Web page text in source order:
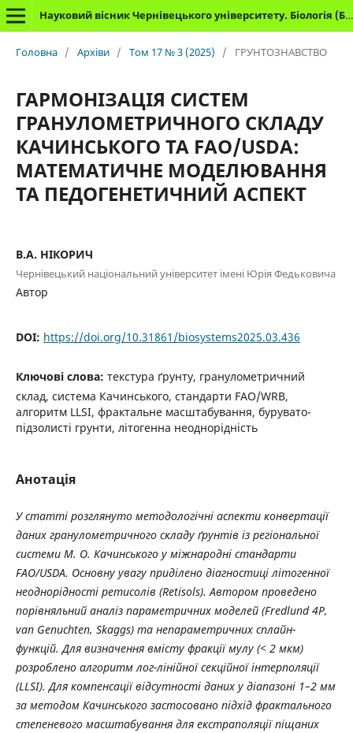
Науковий вісник Чернівецького університету. Біологія (Біологічні системи)
Головна / Архіви / Том 17 № 3 (2025) / ГРУНТОЗНАВСТВО
ГАРМОНІЗАЦІЯ СИСТЕМ
ГРАНУЛОМЕТРИЧНОГО СКЛАДУ
КАЧИНСЬКОГО ТА FAO/USDA:
МАТЕМАТИЧНЕ МОДЕЛЮВАННЯ
ТА ПЕДОГЕНЕТИЧНИЙ АСПЕКТ
В.А. НІКОРИЧ
Чернівецький національний університет імені Юрія Федьковича
Автор
DOI: https://doi.org/10.31861/biosystems2025.03.436
Ключові слова: текстура ґрунту, гранулометричний
склад, система Качинського, стандарти FAO/WRB,
алгоритм LLSI, фрактальне масштабування, бурувато-
підзолисті грунти, літогенна неоднорідність
Анотація
У статті розглянуто методологічні аспекти конвертації
даних гранулометричного складу ґрунтів із регіональної
системи М. О. Качинського у міжнародні стандарти
FAO/USDA. Основну увагу приділено діагностиці літогенної
неоднорідності ретисолів (Retisols). Автором проведено
порівняльний аналіз параметричних моделей (Fredlund 4P,
van Genuchten, Skaggs) та непараметричних сплайн-
функцій. Для визначення вмісту фракції мулу (< 2 мкм)
розроблено алгоритм лог-лінійної секційної інтерполяції
(LLSI). Для компенсації відсутності даних у діапазоні 1–2 мм
за методом Качинського застосовано підхід фрактального
степеневого масштабування для екстраполяції піщаних